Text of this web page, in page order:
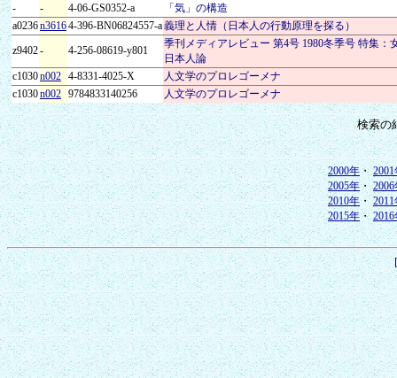
-
- 4-06-GS0352-a
「気」の構造
a0236n36164-396-BN06824557-a義理と人情（日本人の行動原理を探る）
z9402- 4-256-08619-y801
季刊メディアレビュー 第4号 1980冬季号 特集：
日本人論
c1030n002 4-8331-4025-X
人文学のプロレゴーメナ
c1030n002 9784833140256 人文学のプロレゴーメナ
検索の
2000年・2001
2005年・2006
2010年・2011
2015年・2016